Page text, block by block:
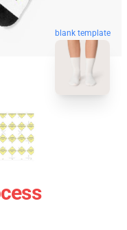
blank template